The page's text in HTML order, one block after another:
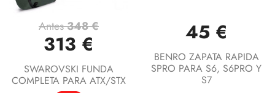
Antes348 €
313 €
SWAROVSKI FUNDA
COMPLETA PARA ATX/STX
45 €
BENRO ZAPATA RAPIDA
SPRO PARA S6, S6PRO Y
S7